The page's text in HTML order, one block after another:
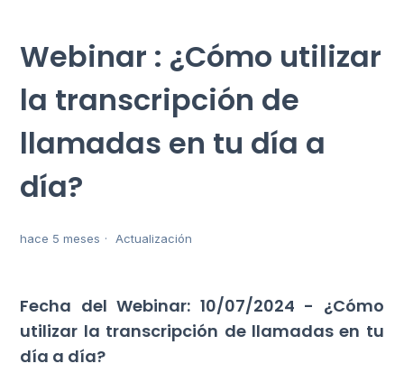
Webinar : ¿Cómo utilizar
la transcripción de
llamadas en tu día a
día?
hace 5 meses Actualización
Fecha del Webinar: 10/07/2024 - ¿Cómo
utilizar la transcripción de llamadas en tu
día a día?